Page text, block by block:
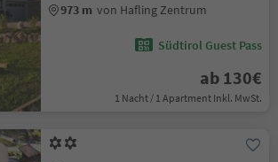
973 m von Hafling Zentrum
Südtirol Guest Pass
ab 130€
1 Nacht / 1 Apartment Inkl. MwSt.